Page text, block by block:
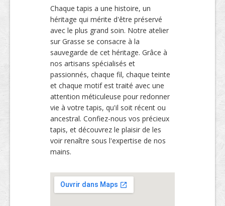
Chaque tapis a une histoire, un
héritage qui mérite d'être préservé
avec le plus grand soin. Notre atelier
sur Grasse se consacre à la
sauvegarde de cet héritage. Grâce à
nos artisans spécialisés et
passionnés, chaque fil, chaque teinte
et chaque motif est traité avec une
attention méticuleuse pour redonner
vie à votre tapis, qu'il soit récent ou
ancestral. Confiez-nous vos précieux
tapis, et découvrez le plaisir de les
voir renaître sous l'expertise de nos
mains.